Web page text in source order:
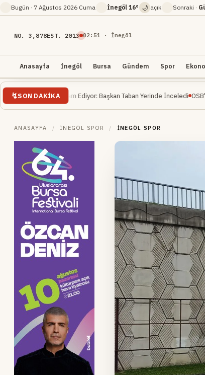
Bugün · 7 Ağustos 2026 Cuma İnegöl 16° 🌙 açık Sonraki ·
NO. 3,878EST. 2013 02 :51 · İnegöl
Anasayfa İnegöl Bursa Gündem Spor
SON DAKIKA
Devam Ediyor: Başkan Taban Yerinde İnceledi OSB'de dehşet...
ANASAYFA / İNEGÖL SPOR / İNEGÖL SPOR